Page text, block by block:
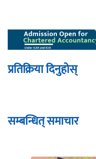
प्रतिक्रिया दिनुहोस्
सम्बन्धित् समाचार